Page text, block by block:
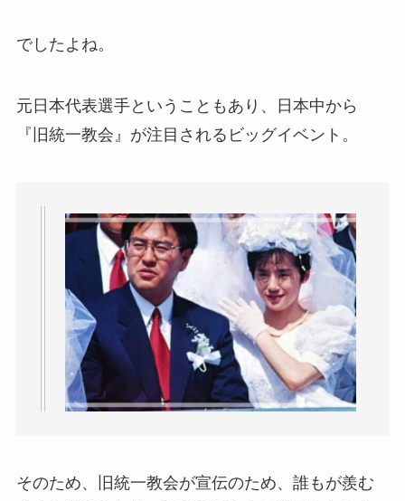
でしたよね。
元日本代表選手ということもあり、日本中から
『旧統一教会』が注目されるビッグイベント。
そのため、旧統一教会が宣伝のため、誰もが羨む